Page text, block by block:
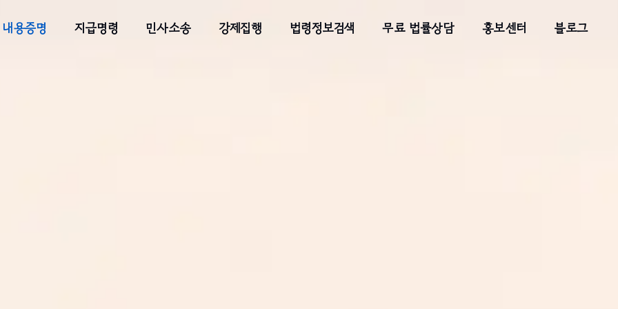
용증명 지급명령 민사소송 강제집행 법령정보검색 무료 법률상담 홍보센터 블로그